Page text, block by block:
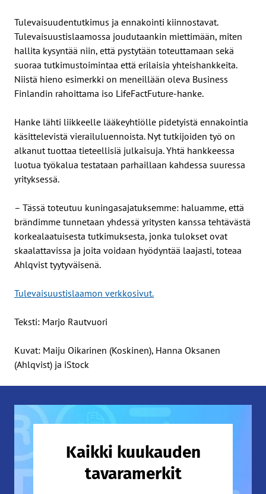
Tulevaisuudentutkimus ja ennakointi kiinnostavat.
Tulevaisuustislaamossa joudutaankin miettimään, miten
hallita kysyntää niin, että pystytään toteuttamaan sekä
suoraa tutkimustoimintaa että erilaisia yhteishankkeita.
Niistä hieno esimerkki on meneillään oleva Business
Finlandin rahoittama iso LifeFactFuture-hanke.
Hanke lähti liikkeelle lääkeyhtiölle pidetyistä ennakointia
käsittelevistä vierailuluennoista. Nyt tutkijoiden työ on
alkanut tuottaa tieteellisiä julkaisuja. Yhtä hankkeessa
luotua työkalua testataan parhaillaan kahdessa suuressa
yrityksessä.
– Tässä toteutuu kuningasajatuksemme: haluamme, että
brändimme tunnetaan yhdessä yritysten kanssa tehtävästä
korkealaatuisesta tutkimuksesta, jonka tulokset ovat
skaalattavissa ja joita voidaan hyödyntää laajasti, toteaa
Ahlqvist tyytyväisenä.
Tulevaisuustislaamon verkkosivut.
Teksti: Marjo Rautvuori
Kuvat: Maiju Oikarinen (Koskinen), Hanna Oksanen
(Ahlqvist) ja iStock
Kaikki kuukauden
tavaramerkit